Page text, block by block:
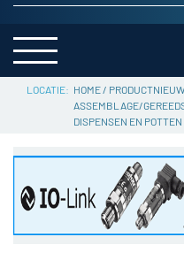
SERVICE
HOME/
ASSEMBLAGE/
DISPENSEN EN POTTEN